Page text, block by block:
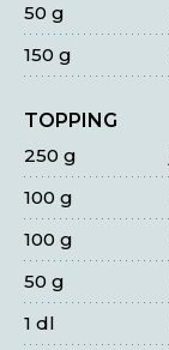
50 g
150 g
TOPPING
250 g
100 g
100 g
50 g
1 dl